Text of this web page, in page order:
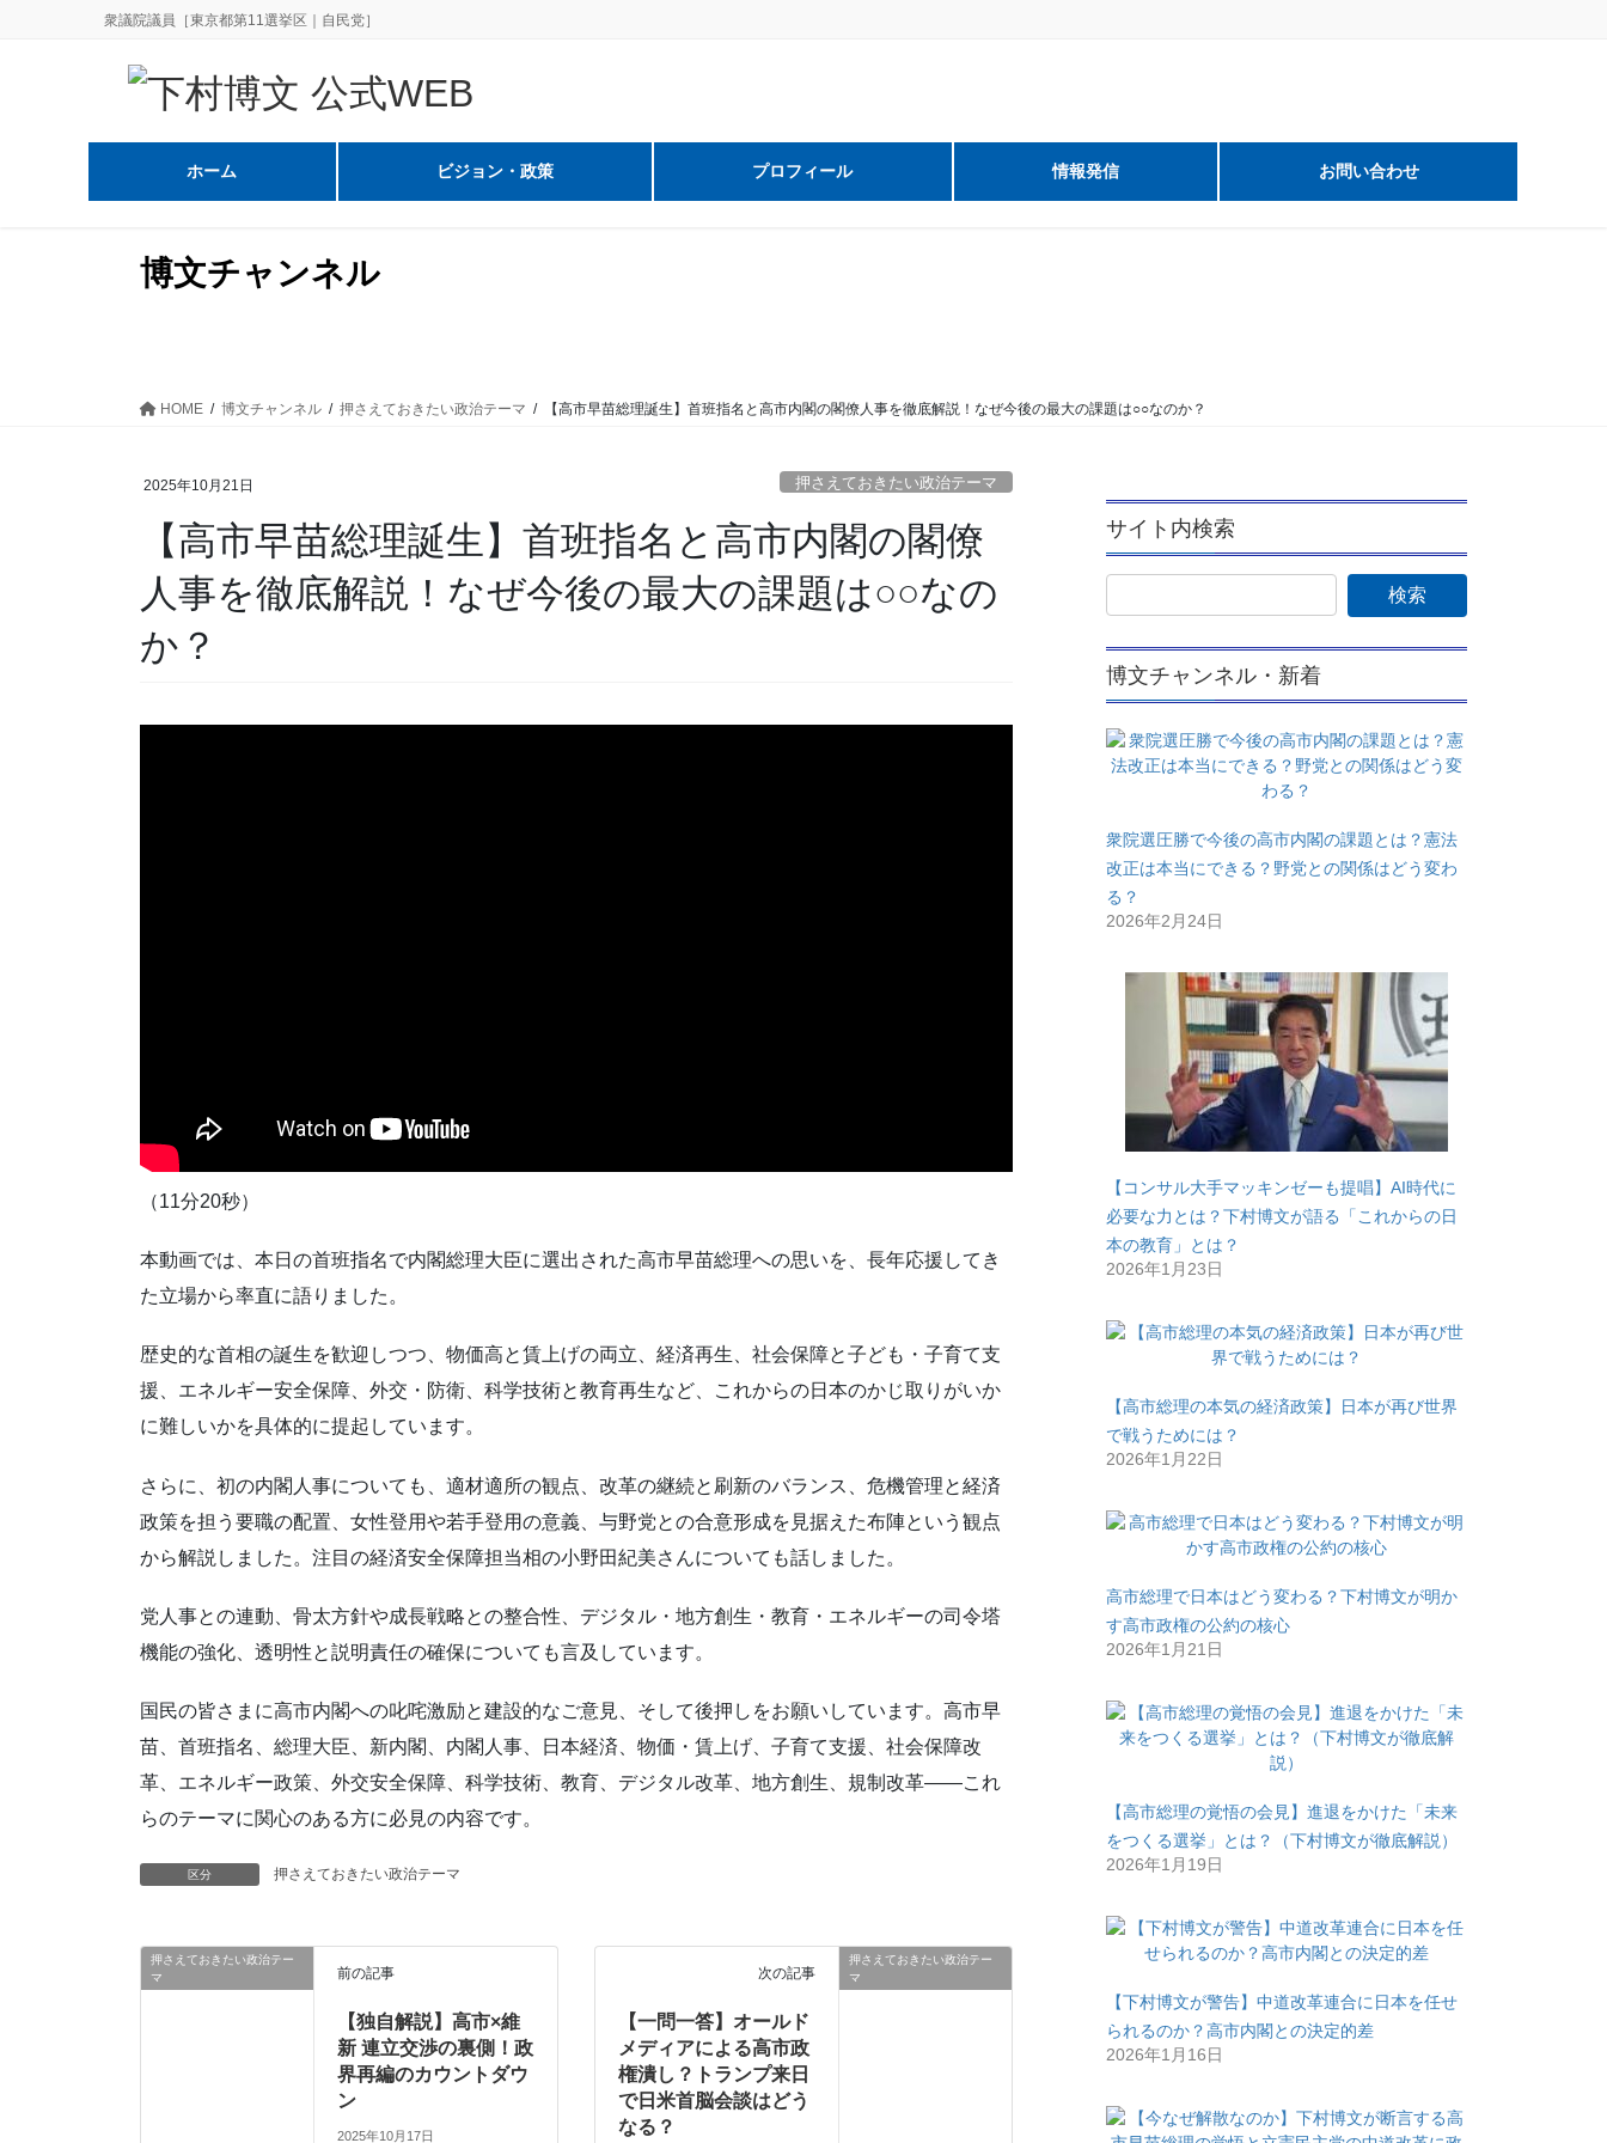
衆議院議員［東京都第11選挙区｜自民党］
ホーム ビジョン・政策 プロフィール 情報発信 お問い合わせ
博文チャンネル
HOME 博文チャンネル 押さえておきたい政治テーマ 【高市早苗総理誕生】首班指名と高市内閣の閣僚人事を徹底解説！なぜ今後の最大の課題は○○なのか？
2025年10月21日 押さえておきたい政治テーマ
【高市早苗総理誕生】首班指名と高市内閣の閣僚
人事を徹底解説！なぜ今後の最大の課題は○○なの
か？
（11分20秒）
本動画では、本日の首班指名で内閣総理大臣に選出された高市早苗総理への思いを、長年応援してき
た立場から率直に語りました。
歴史的な首相の誕生を歓迎しつつ、物価高と賃上げの両立、経済再生、社会保障と子ども・子育て支
援、エネルギー安全保障、外交・防衛、科学技術と教育再生など、これからの日本のかじ取りがいか
に難しいかを具体的に提起しています。
さらに、初の内閣人事についても、適材適所の観点、改革の継続と刷新のバランス、危機管理と経済
政策を担う要職の配置、女性登用や若手登用の意義、与野党との合意形成を見据えた布陣という観点
から解説しました。注目の経済安全保障担当相の小野田紀美さんについても話しました。
党人事との連動、骨太方針や成長戦略との整合性、デジタル・地方創生・教育・エネルギーの司令塔
機能の強化、透明性と説明責任の確保についても言及しています。
国民の皆さまに高市内閣への叱咤激励と建設的なご意見、そして後押しをお願いしています。高市早
苗、首班指名、総理大臣、新内閣、内閣人事、日本経済、物価・賃上げ、子育て支援、社会保障改
革、エネルギー政策、外交安全保障、科学技術、教育、デジタル改革、地方創生、規制改革――これ
らのテーマに関心のある方に必見の内容です。
区分 押さえておきたい政治テーマ
押さえておきたい政治テー
マ
前の記事
【独自解説】高市×維
新 連立交渉の裏側！政
界再編のカウントダウ
ン
2025年10月17日
押さえておきたい政治テー
マ
次の記事
【一問一答】オールド
メディアによる高市政
権潰し？トランプ来日
で日米首脳会談はどう
なる？
サイト内検索
博文チャンネル・新着
衆院選圧勝で今後の高市内閣の課題とは？憲法
改正は本当にできる？野党との関係はどう変わ
る？
2026年2月24日
【コンサル大手マッキンゼーも提唱】AI時代に
必要な力とは？下村博文が語る「これからの日
本の教育」とは？
2026年1月23日
【高市総理の本気の経済政策】日本が再び世界
で戦うためには？
2026年1月22日
高市総理で日本はどう変わる？下村博文が明か
す高市政権の公約の核心
2026年1月21日
【高市総理の覚悟の会見】進退をかけた「未来
をつくる選挙」とは？（下村博文が徹底解説）
2026年1月19日
【下村博文が警告】中道改革連合に日本を任せ
られるのか？高市内閣との決定的差
2026年1月16日